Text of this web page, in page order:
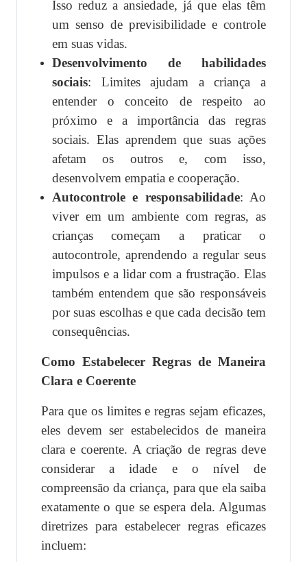
Isso reduz a ansiedade, já que elas têm
um senso de previsibilidade e controle
em suas vidas.
Desenvolvimento de habilidades
sociais: Limites ajudam a criança a
entender o conceito de respeito ao
próximo e a importância das regras
sociais. Elas aprendem que suas ações
afetam os outros e, com isso,
desenvolvem empatia e cooperação.
Autocontrole e responsabilidade: Ao
viver em um ambiente com regras, as
crianças começam a praticar o
autocontrole, aprendendo a regular seus
impulsos e a lidar com a frustração. Elas
também entendem que são responsáveis
por suas escolhas e que cada decisão tem
consequências.
Como Estabelecer Regras de Maneira
Clara e Coerente
Para que os limites e regras sejam eficazes,
eles devem ser estabelecidos de maneira
clara e coerente. A criação de regras deve
considerar a idade e o nível de
compreensão da criança, para que ela saiba
exatamente o que se espera dela. Algumas
diretrizes para estabelecer regras eficazes
incluem: